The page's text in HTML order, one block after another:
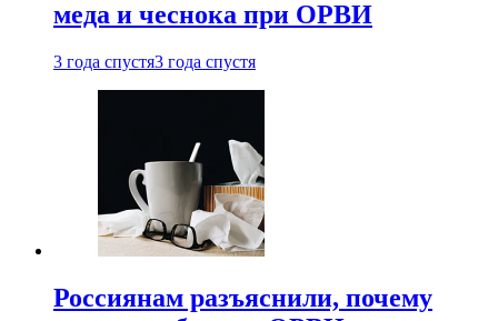
меда и чеснока при ОРВИ
3 года спустя3 года спустя
Россиянам разъяснили, почему